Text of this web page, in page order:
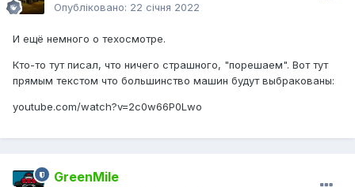
Опубліковано: 22 січня 2022
И ещё немного о техосмотре.
Кто-то тут писал, что ничего страшного, "порешаем". Вот тут
прямым текстом что большинство машин будут выбракованы:
youtube.com/watch?v=2c0w66P0Lwo
GreenMile